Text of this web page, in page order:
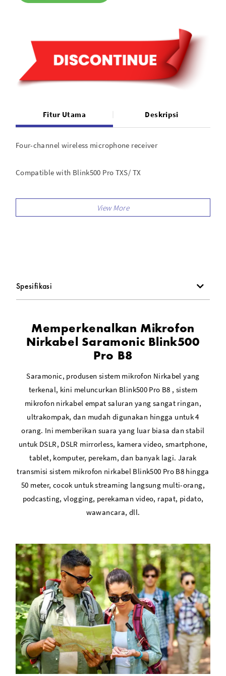
Fitur Utama Deskripsi
Four-channel wireless microphone receiver
Compatible with Blink500 Pro TXS/ TX
Easy-to-read OLED displays
Remarkable 8-hours of run time for receiver
Supporting 4-track audio output (optional cable is
Ideal f
Spesifikasi
Memperkenalkan Mikrofon
Nirkabel Saramonic Blink500
Pro B8
Saramonic, produsen sistem mikrofon Nirkabel yang
terkenal, kini meluncurkan Blink500 Pro B8 , sistem
mikrofon nirkabel empat saluran yang sangat ringan,
ultrakompak, dan mudah digunakan hingga untuk 4
orang. Ini memberikan suara yang luar biasa dan stabil
untuk DSLR, DSLR mirrorless, kamera video, smartphone,
tablet, komputer, perekam, dan banyak lagi. Jarak
transmisi sistem mikrofon nirkabel Blink500 Pro B8 hingga
50 meter, cocok untuk streaming langsung multi-orang,
podcasting, vlogging, perekaman video, rapat, pidato,
wawancara, dll.